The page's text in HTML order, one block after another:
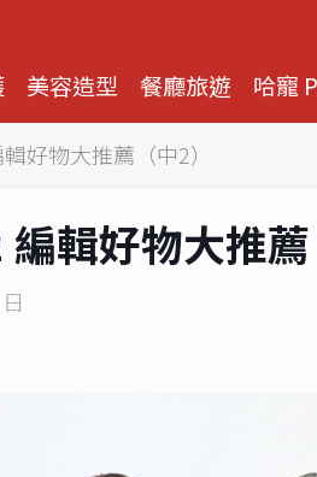
美容造型 餐廳旅遊 哈寵
好物大推薦（中2）
輯好物大推薦